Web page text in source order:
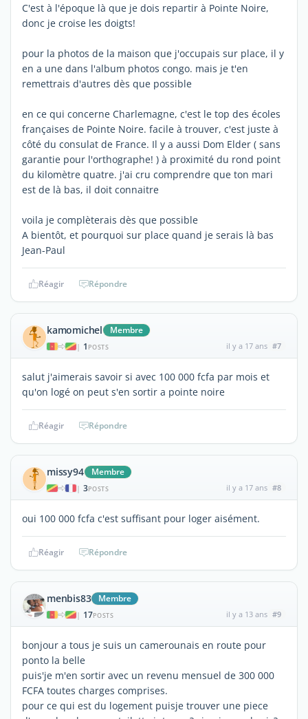
C'est à l'époque là que je dois repartir à Pointe Noire,
donc je croise les doigts!
pour la photos de la maison que j'occupais sur place, il y
en a une dans l'album photos congo. mais je t'en
remettrais d'autres dès que possible
en ce qui concerne Charlemagne, c'est le top des écoles
françaises de Pointe Noire. facile à trouver, c'est juste à
côté du consulat de France. Il y a aussi Dom Elder ( sans
garantie pour l'orthographe! ) à proximité du rond point
du kilomètre quatre. j'ai cru comprendre que ton mari
est de là bas, il doit connaitre
voila je complèterais dès que possible
A bientôt, et pourquoi sur place quand je serais là bas
Jean-Paul
Réagir Répondre
kamomichel Membre
| 1 POSTS il y a 17 ans #7
salut j'aimerais savoir si avec 100 000 fcfa par mois et
qu'on logé on peut s'en sortir a pointe noire
Réagir Répondre
missy94 Membre
| 3POSTS il y a 17 ans #8
oui 100 000 fcfa c'est suffisant pour loger aisément.
Réagir Répondre
menbis83 Membre
| 17POSTS il y a 13 ans #9
bonjour a tous je suis un camerounais en route pour
ponto la belle
puis'je m'en sortir avec un revenu mensuel de 300 000
FCFA toutes charges comprises.
pour ce qui est du logement puisje trouver une piece